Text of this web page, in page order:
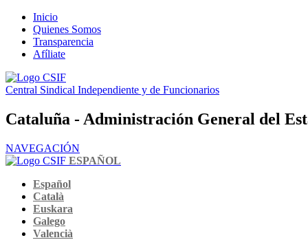
Inicio
Quienes Somos
Transparencia
Afíliate
Central Sindical Independiente y de Funcionarios
Cataluña - Administración General del
NAVEGACIÓN
ESPAÑOL
Español
Català
Euskara
Galego
Valencià